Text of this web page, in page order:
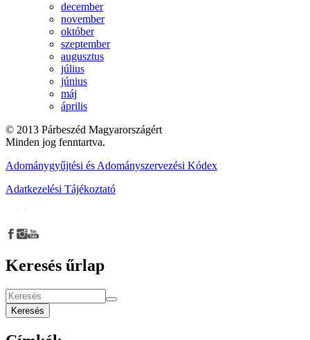
december
november
október
szeptember
augusztus
július
június
máj
április
© 2013 Párbeszéd Magyarországért
Minden jog fenntartva.
Adománygyűjtési és Adományszervezési Kódex
Adatkezelési Tájékoztató
Keresés űrlap
Keresés